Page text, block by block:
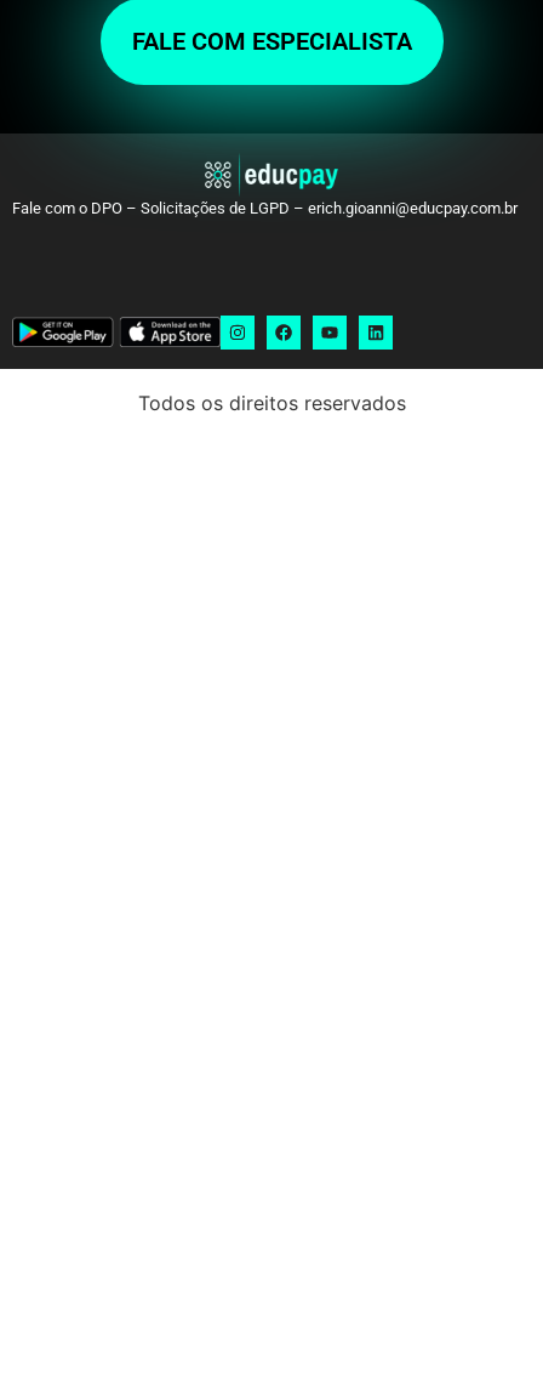
FALE COM ESPECIALISTA
Fale com o DPO – Solicitações de LGPD – erich.gioanni@educpay.com.br
Todos os direitos reservados